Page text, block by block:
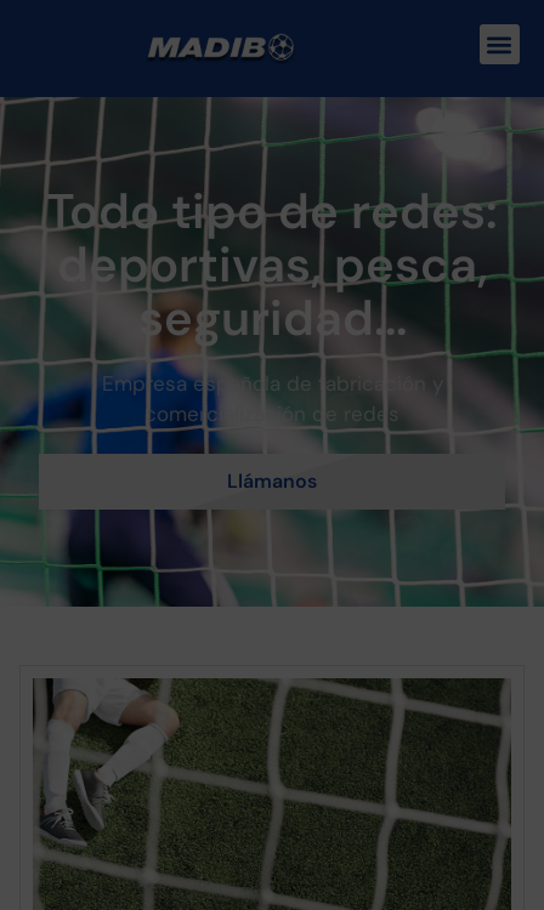
Todo tipo de redes:
deportivas, pesca,
seguridad...
Empresa española de fabricación y
comercialización de redes
Llámanos